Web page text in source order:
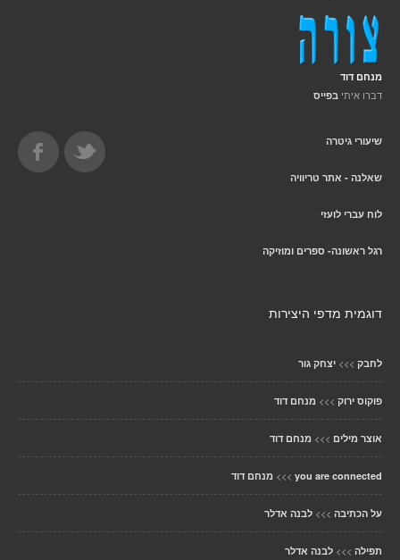
מנחם דוד
דברו איתי בפייס
שיעורי גיטרה
שאלנה - אתר טריוויה
לוח עברי לועזי
רגל ראשונה- ספרים ומוזיקה
דוגמית מדפי היצירות
לחבק >>> יצחק גור
פוקוס ירוק >>> מנחם דוד
אוצר מילים >>> מנחם דוד
you are connected
>>> מנחם דוד
על הכתיבה >>> לבנה אדלר
תפילה >>> לבנה אדלר